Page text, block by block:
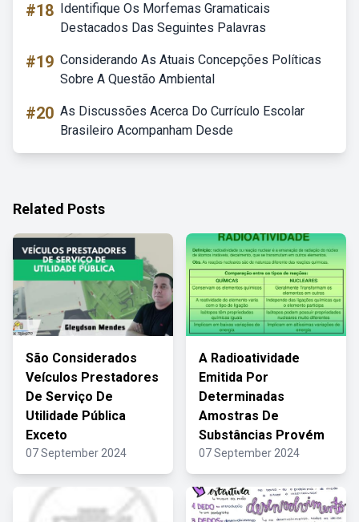
#18 Identifique Os Morfemas Gramaticais
Destacados Das Seguintes Palavras
#19 Considerando As Atuais Concepções Políticas
Sobre A Questão Ambiental
#20 As Discussões Acerca Do Currículo Escolar
Brasileiro Acompanham Desde
Related Posts
São Considerados
Veículos Prestadores
De Serviço De
Utilidade Pública
Exceto
07 September 2024
A Radioatividade
Emitida Por
Determinadas
Amostras De
Substâncias Provém
07 September 2024